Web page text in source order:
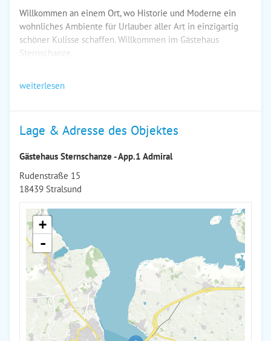
Willkommen an einem Ort, wo Historie und Moderne ein
wohnliches Ambiente für Urlauber aller Art in einzigartig
schöner Kulisse schaffen. Willkommen im Gästehaus
Sternschanze.
weiterlesen
Lage & Adresse des Objektes
Gästehaus Sternschanze - App.1 Admiral
Rudenstraße 15
18439 Stralsund
+
-